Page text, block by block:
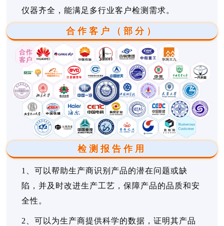
仪器齐全，能满足多行业客户检测需求。
合作客户（部分）
检测报告作用
1、可以帮助生产商识别产品的潜在问题或缺
陷，并及时改进生产工艺，保障产品的品质和安
全性。
2、可以为生产商提供科学的数据，证明其产品